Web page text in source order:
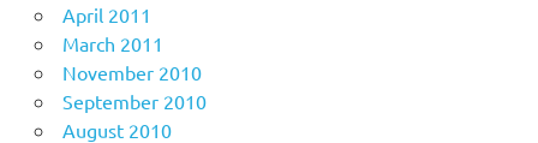
April 2011
March 2011
November 2010
September 2010
August 2010